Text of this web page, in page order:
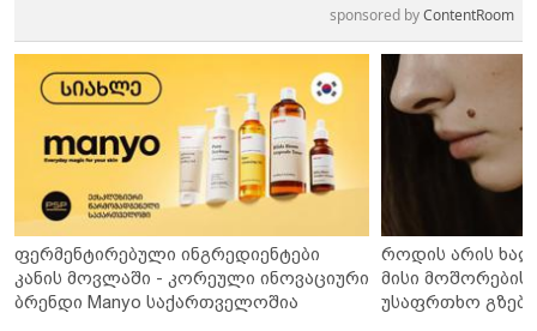
sponsored byContentRoom
ფერმენტირებული ინგრედიენტები
კანის მოვლაში - კორეული ინოვაციური
ბრენდი Manyo საქართველოშია
როდის არის
მისი მოშორების
უსაფრთხო გზები